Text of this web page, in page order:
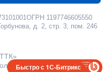
ОГРН 1197746605550
д. 2, стр. 3, пом. 246
конфиденциальности
Быстро с 1С-Битрикс